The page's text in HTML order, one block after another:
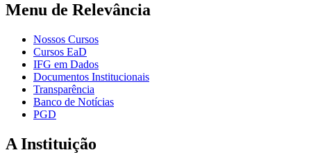
Menu de Relevância
Nossos Cursos
Cursos EaD
IFG em Dados
Documentos Institucionais
Transparência
Banco de Notícias
PGD
A Instituição